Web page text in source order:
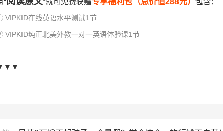
VIPKID在线英语水平测试1节
VIPKID纯正北美外教一对一英语体验课1节